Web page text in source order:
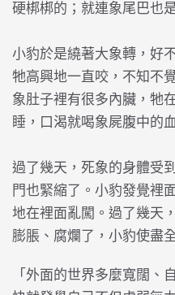
硬梆梆的；就連象尾巴也
小豹於是繞著大象轉，好
牠高興地一直咬，不知不
象肚子裡有很多內臟，牠
睡，口渴就喝象屍腹中的
過了幾天，死象的身體受
門也緊縮了。小豹發覺裡
地在裡面亂闖。過了幾天
膨脹、腐爛了，小豹使盡
「外面的世界多麼寬闊、